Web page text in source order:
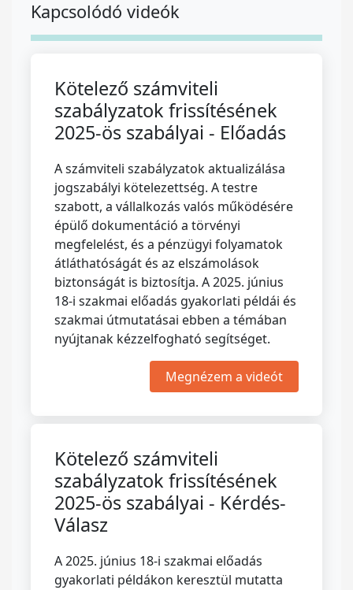
Kapcsolódó videók
Kötelező számviteli
szabályzatok frissítésének
2025-ös szabályai - Előadás
A számviteli szabályzatok aktualizálása
jogszabályi kötelezettség. A testre
szabott, a vállalkozás valós működésére
épülő dokumentáció a törvényi
megfelelést, és a pénzügyi folyamatok
átláthatóságát és az elszámolások
biztonságát is biztosítja. A 2025. június
18-i szakmai előadás gyakorlati példái és
szakmai útmutatásai ebben a témában
nyújtanak kézzelfogható segítséget.
Megnézem a videót
Kötelező számviteli
szabályzatok frissítésének
2025-ös szabályai - Kérdés-
Válasz
A 2025. június 18-i szakmai előadás
gyakorlati példákon keresztül mutatta